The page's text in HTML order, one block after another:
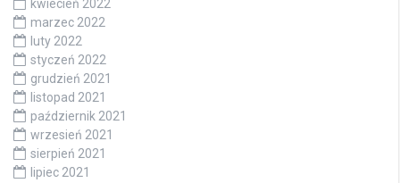
kwiecień 2022
marzec 2022
luty 2022
styczeń 2022
grudzień 2021
listopad 2021
październik 2021
wrzesień 2021
sierpień 2021
lipiec 2021